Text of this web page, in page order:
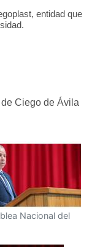
entidad que
Ciego de Ávila
Nacional del